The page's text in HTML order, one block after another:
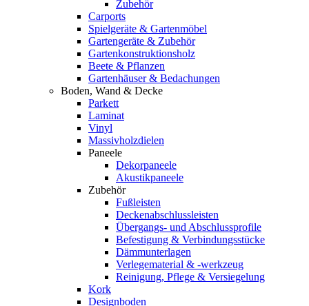
Zubehör
Carports
Spielgeräte & Gartenmöbel
Gartengeräte & Zubehör
Gartenkonstruktionsholz
Beete & Pflanzen
Gartenhäuser & Bedachungen
Boden, Wand & Decke
Parkett
Laminat
Vinyl
Massivholzdielen
Paneele
Dekorpaneele
Akustikpaneele
Zubehör
Fußleisten
Deckenabschlussleisten
Übergangs- und Abschlussprofile
Befestigung & Verbindungsstücke
Dämmunterlagen
Verlegematerial & -werkzeug
Reinigung, Pflege & Versiegelung
Kork
Designboden